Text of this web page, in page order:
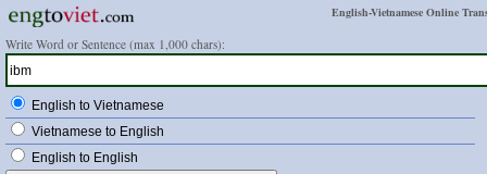
English-Vietnamese Online
Write Word or Sentence (max 1,000 chars):
English to Vietnamese
Vietnamese to English
English to English